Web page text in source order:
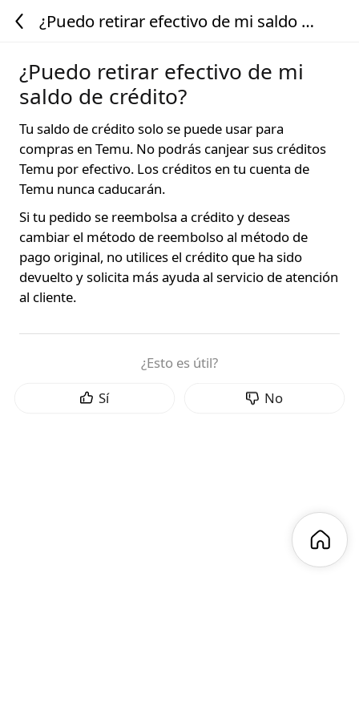
¿Puedo retirar efectivo de mi saldo de
¿Puedo retirar efectivo de mi
saldo de crédito?
Tu saldo de crédito solo se puede usar para
compras en Temu. No podrás canjear sus créditos
Temu por efectivo. Los créditos en tu cuenta de
Temu nunca caducarán.
Si tu pedido se reembolsa a crédito y deseas
cambiar el método de reembolso al método de
pago original, no utilices el crédito que ha sido
devuelto y solicita más ayuda al servicio de atención
al cliente.
¿Esto es útil?
Sí
No